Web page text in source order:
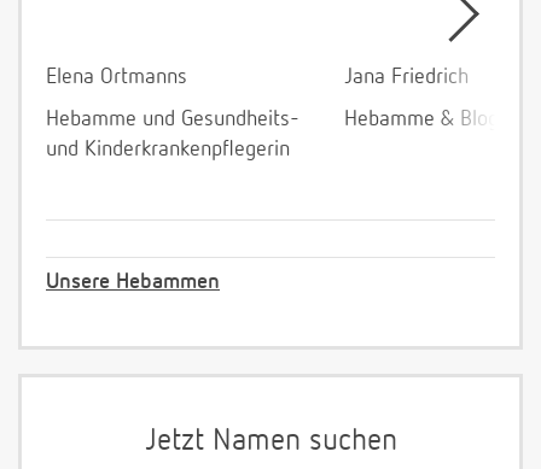
Elena Ortmanns
Hebamme und Gesundheits-
und Kinderkrankenpflegerin
Jana Friedrich
Hebamme &
Unsere Hebammen
Jetzt Namen suchen